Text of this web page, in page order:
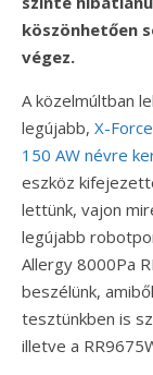
köszönhetően
végez.
A közelmúltban
legújabb, X-
150 AW névre
eszköz
lettünk, vajon
legújabb
Allergy 8000Pa
beszélünk,
tesztünkben is
illetve a